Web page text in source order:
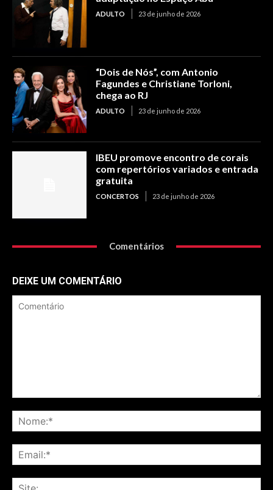
ADULTO 23 de junho de 2026
“Dois de Nós”, com Antonio
Fagundes e Christiane Torloni,
chega ao RJ
ADULTO 23 de junho de 2026
IBEU promove encontro de corais
com repertórios variados e entrada
gratuita
CONCERTOS 23 de junho de 2026
Comentários
DEIXE UM COMENTÁRIO